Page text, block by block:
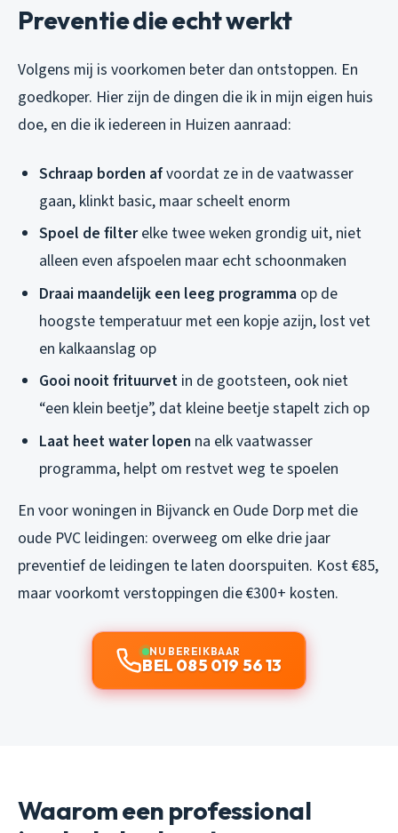
Preventie die echt werkt
Volgens mij is voorkomen beter dan ontstoppen. En
goedkoper. Hier zijn de dingen die ik in mijn eigen huis
doe, en die ik iedereen in Huizen aanraad:
Schraap borden afvoordat ze in de vaatwasser
gaan, klinkt basic, maar scheelt enorm
Spoel de filterelke twee weken grondig uit, niet
alleen even afspoelen maar echt schoonmaken
Draai maandelijk een leeg programma op de
hoogste temperatuur met een kopje azijn, lost vet
en kalkaanslag op
Gooi nooit frituurvet in de gootsteen, ook niet
“een klein beetje”, dat kleine beetje stapelt zich op
Laat heet water lopen na elk vaatwasser
programma, helpt om restvet weg te spoelen
En voor woningen in Bijvanck en Oude Dorp met die
oude PVC leidingen: overweeg om elke drie jaar
preventief de leidingen te laten doorspuiten. Kost €85,
maar voorkomt verstoppingen die €300+ kosten.
NU BEREIKBAAR
BEL 085 019 56 13
Waarom een professional